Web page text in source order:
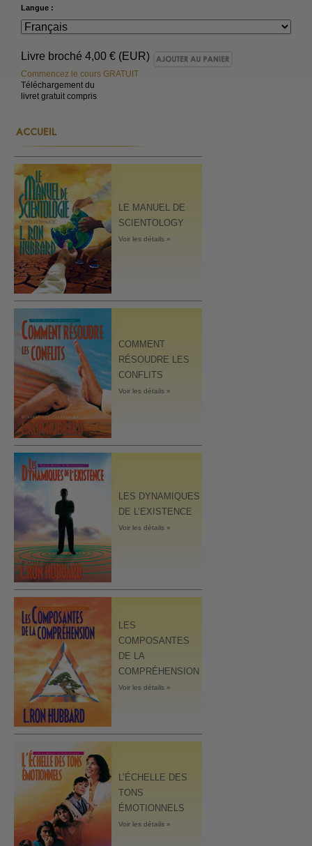
Langue :
Livre broché 4,00 € (EUR)
Commencez le cours GRATUIT
Téléchargement du
livret gratuit compris
ACCUEIL
LE MANUEL DE
SCIENTOLOGY
Voir les détails »
COMMENT
RÉSOUDRE LES
CONFLITS
Voir les détails »
LES DYNAMIQUES
DE L’EXISTENCE
Voir les détails »
LES
COMPOSANTES
DE LA
COMPRÉHENSION
Voir les détails »
L’ÉCHELLE DES
TONS
ÉMOTIONNELS
Voir les détails »